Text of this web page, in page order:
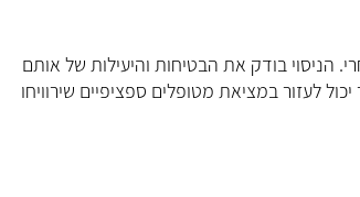
. הניסוי בודק את הבטיחות והיעילות של אותם
לעזור במציאת מטופלים ספציפיים שירוויחו